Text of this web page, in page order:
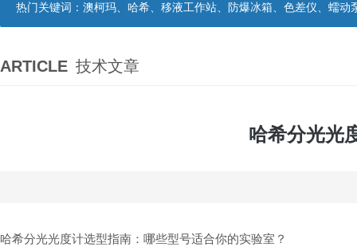
热门关键词： 澳柯玛、哈希、移液工作站、防爆冰箱、色差仪、蠕动
ARTICLE 技术文章
哈希分光光
哈希分光光度计选型指南：哪些型号适合你的实验室？